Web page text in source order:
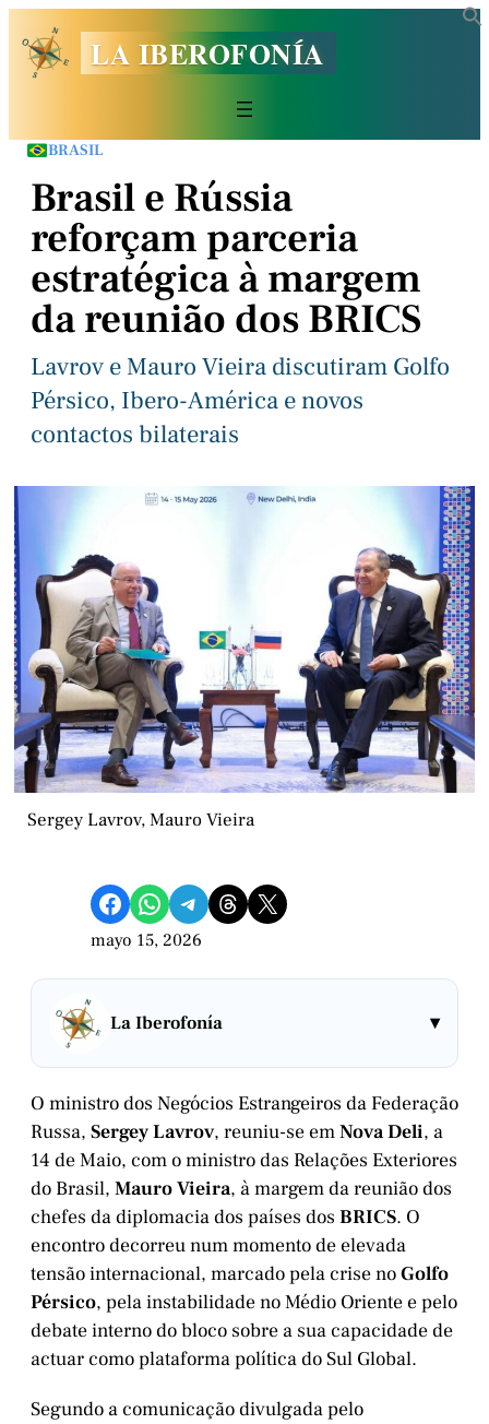
LA IBEROFONÍA
BRASIL
Brasil e Rússia
reforçam parceria
estratégica à margem
da reunião dos BRICS
Lavrov e Mauro Vieira discutiram Golfo
Pérsico, Ibero-América e novos
contactos bilaterais
Sergey Lavrov, Mauro Vieira
Compartir en Facebook Compartir en WhatsApp Compartir en Telegram Share on Threads Compartir en X
mayo 15, 2026
La Iberofonía ▾
O ministro dos Negócios Estrangeiros da Federação
Russa, Sergey Lavrov, reuniu-se emNova Deli, a
14 de Maio, com o ministro das Relações Exteriores
do Brasil, Mauro Vieira, à margem da reunião dos
chefes da diplomacia dos países dos BRICS. O
encontro decorreu num momento de elevada
tensão internacional, marcado pela crise noGolfo
Pérsico, pela instabilidade no Médio Oriente e pelo
debate interno do bloco sobre a sua capacidade de
actuar como plataforma política do Sul Global.
Segundo a comunicação divulgada pelo